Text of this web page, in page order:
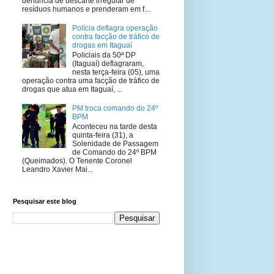
resíduos humanos e prenderam em f...
Polícia deflagra operação
contra facção de tráfico de
drogas em Itaguaí
Policiais da 50ª DP
(Itaguaí) deflagraram,
nesta terça-feira (05), uma
operação contra uma facção de tráfico de
drogas que atua em Itaguaí, ...
PM troca comando do 24º
BPM
Aconteceu na tarde desta
quinta-feira (31), a
Solenidade de Passagem
de Comando do 24º BPM
(Queimados). O Tenente Coronel
Leandro Xavier Mai...
Pesquisar este blog